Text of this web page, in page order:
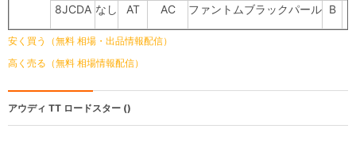
8JCDA なし AT AC ファントムブラックパール B
安く買う（無料 相場・出品情報配信）
高く売る（無料 相場情報配信）
アウディ TT ロードスター ()